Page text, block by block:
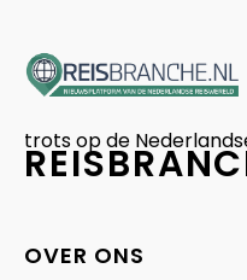
trots op de
OVER ONS